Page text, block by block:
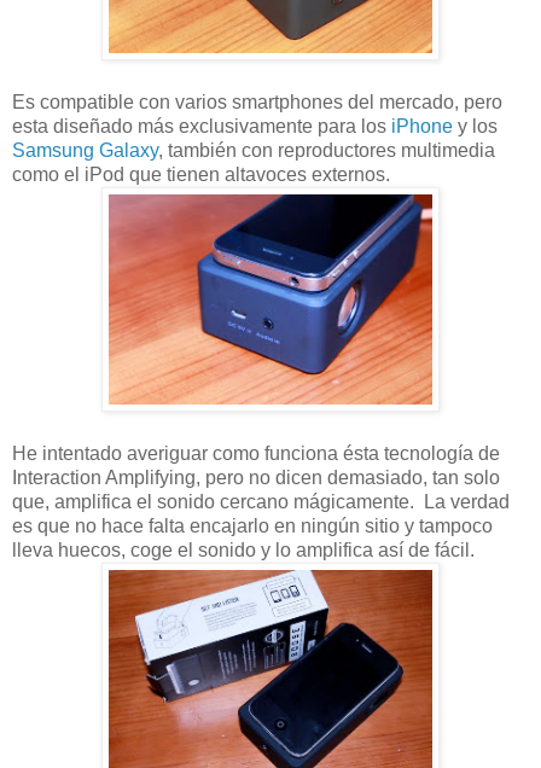
Es compatible con varios smartphones del mercado, pero
esta diseñado más exclusivamente para los iPhone y los
Samsung Galaxy, también con reproductores multimedia
como el iPod que tienen altavoces externos.
He intentado averiguar como funciona ésta tecnología de
Interaction Amplifying, pero no dicen demasiado, tan solo
que, amplifica el sonido cercano mágicamente. La verdad
es que no hace falta encajarlo en ningún sitio y tampoco
lleva huecos, coge el sonido y lo amplifica así de fácil.